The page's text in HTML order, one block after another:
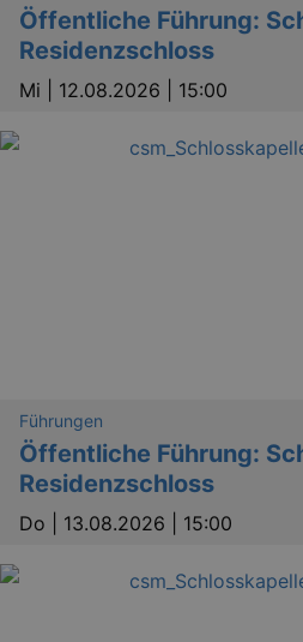
Öffentliche Führung:
Residenzschloss
Mi | 12.08.2026 | 15:00
Führungen
Öffentliche Führung:
Residenzschloss
Do | 13.08.2026 | 15:00